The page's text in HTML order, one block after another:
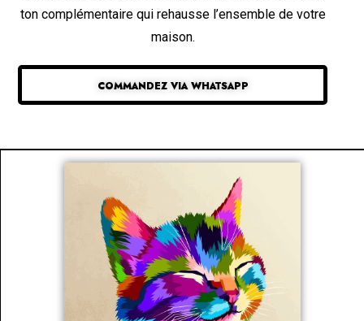
ton complémentaire qui rehausse l’ensemble de votre
maison.
COMMANDEZ VIA WHATSAPP